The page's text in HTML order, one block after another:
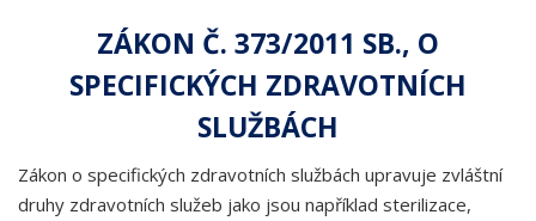
ZÁKON Č. 373/2011 SB., O
SPECIFICKÝCH ZDRAVOTNÍCH
SLUŽBÁCH
Zákon o specifických zdravotních službách upravuje zvláštní
druhy zdravotních služeb jako jsou například sterilizace,